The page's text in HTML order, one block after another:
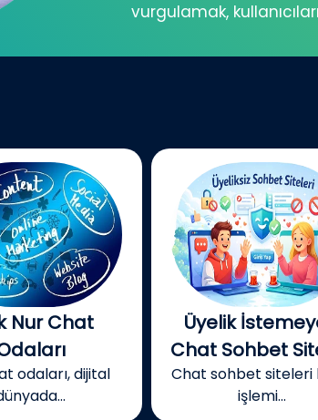
vurgulamak,
Nur Chat
odaları, dijital
Üyelik
Chat Sohbet
Chat sohbet siteleri
işlemi...